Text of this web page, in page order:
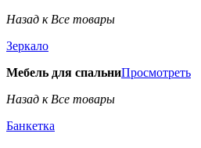
Назад к Все товары
Зеркало
Мебель для спальниПросмотреть
Назад к Все товары
Банкетка